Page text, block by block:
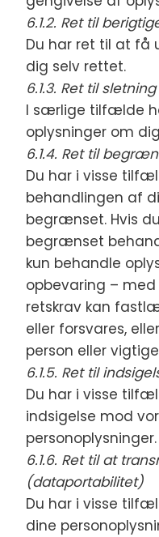
6.1.2. Ret til
Du har ret til at få
dig selv rettet.
6.1.3. Ret til sletning
I særlige tilfælde
oplysninger om
6.1.4. Ret til
Du har i visse
behandlingen af
begrænset. Hvis
begrænset
kun behandle
opbevaring –
retskrav kan
eller forsvares,
person eller
6.1.5. Ret til
Du har i visse
indsigelse mod
personoplysninger.
6.1.6. Ret til at
(dataportabilitet)
Du har i visse
dine